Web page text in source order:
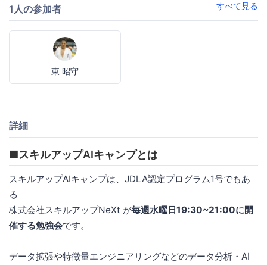
1人の参加者 すべて見る
東 昭守
詳細
■スキルアップAIキャンプとは
スキルアップAIキャンプは、JDLA認定プログラム1号でもあ
る
株式会社スキルアップNeXt が毎週水曜日19:30~21:00に開
催する勉強会です。
データ拡張や特徴量エンジニアリングなどのデータ分析・AI